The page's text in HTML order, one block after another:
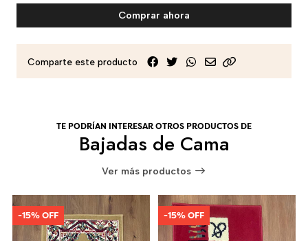
Comprar ahora
Comparte este producto
TE PODRÍAN INTERESAR OTROS PRODUCTOS DE
Bajadas de Cama
Ver más productos
-15% OFF -15% OFF